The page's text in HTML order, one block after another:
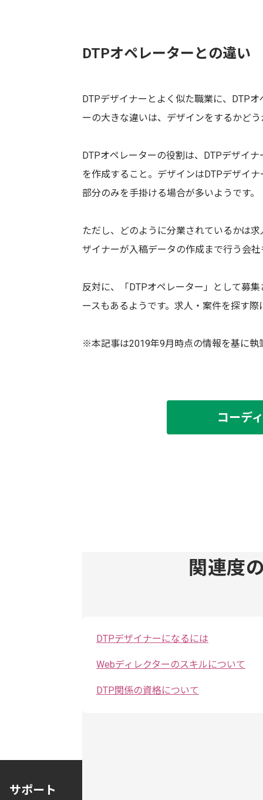
DTPオペレーターとの違い
DTPデザイナーとよく似た職業に、DTP
ーの大きな違いは、デザインをするかど
DTPオペレーターの役割は、DTPデザイ
を作成すること。デザインはDTPデザイ
部分のみを手掛ける場合が多いようです。
ただし、どのように分業されているかは
ザイナーが入稿データの作成まで行う会
反対に、「DTPオペレーター」として募
ースもあるようです。求人・案件を探す
※本記事は2019年9月時点の情報を基に執
コーデ
関連度
DTPデザイナーになるには
Webディレクターのスキルについて
DTP関係の資格について
サポート